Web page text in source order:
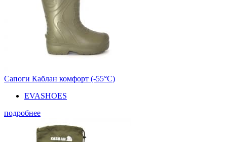
Сапоги Каблан комфорт (-55°С)
EVASHOES
подробнее